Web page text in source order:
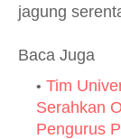
jagung
Baca Juga
Tim
Serahkan
Pengurus